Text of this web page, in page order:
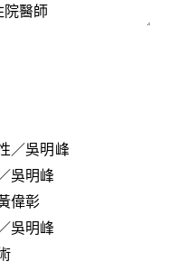
／吳明峰
吳明峰
偉彰
吳明峰